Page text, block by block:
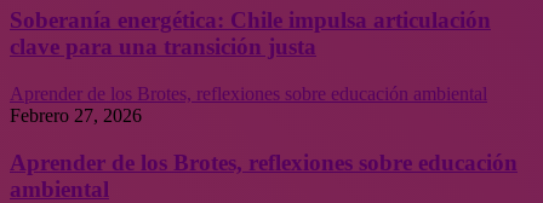
Soberanía energética: Chile impulsa articulación
clave para una transición justa
Aprender de los Brotes, reflexiones sobre educación ambiental
Febrero 27, 2026
Aprender de los Brotes, reflexiones sobre educación
ambiental